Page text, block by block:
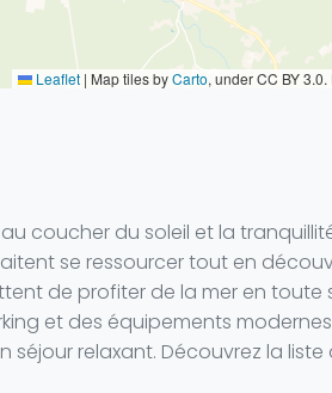
Leaflet | Map tiles byCarto, under CC BY
coucher du soleil et la
se ressourcer tout en
de profiter de la mer en toute
et des équipements
relaxant. Découvrez la liste